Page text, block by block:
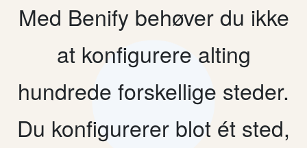
Med Benify behøver du ikke
at konfigurere alting
hundrede forskellige steder.
Du konfigurerer blot ét sted,